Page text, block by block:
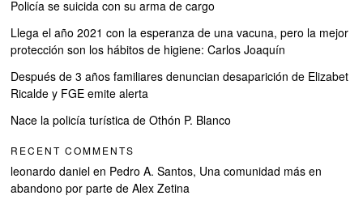
Policía se suicida con su arma de cargo
Llega el año 2021 con la esperanza de una vacuna, pero la mejor
protección son los hábitos de higiene: Carlos Joaquín
Después de 3 años familiares denuncian desaparición de Elizabet
Ricalde y FGE emite alerta
Nace la policía turística de Othón P. Blanco
RECENT COMMENTS
leonardo daniel en Pedro A. Santos, Una comunidad más en
abandono por parte de Alex Zetina